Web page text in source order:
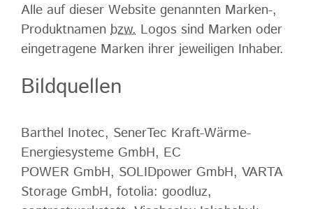
Alle auf dieser Website genannten Marken-,
Produktnamen bzw. Logos sind Marken oder
eingetragene Marken ihrer jeweiligen Inhaber.
Bildquellen
Barthel Inotec, SenerTec Kraft-Wärme-
Energiesysteme GmbH, EC
POWER GmbH, SOLIDpower GmbH, VARTA
Storage GmbH, fotolia: goodluz,